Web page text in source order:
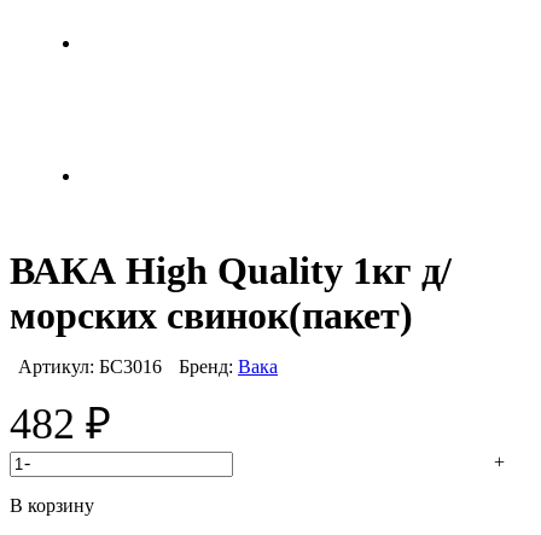
ВАКА High Quality 1кг д/
морских свинок(пакет)
Артикул: БС3016 Бренд: Вака
482 ₽
- +
В корзину